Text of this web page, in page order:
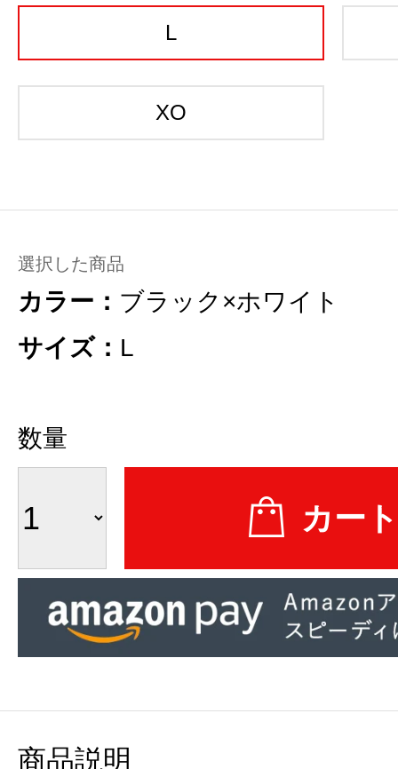
L
XO
選択した商品
カラー： ブラック×ホワイト
サイズ： L
数量
商品説明